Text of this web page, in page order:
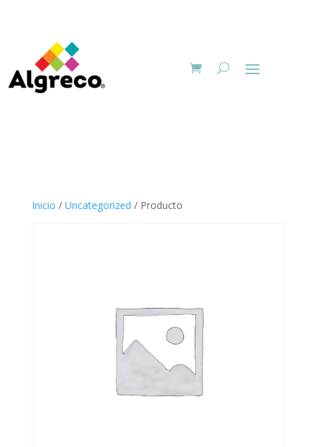
Inicio / Uncategorized / Producto